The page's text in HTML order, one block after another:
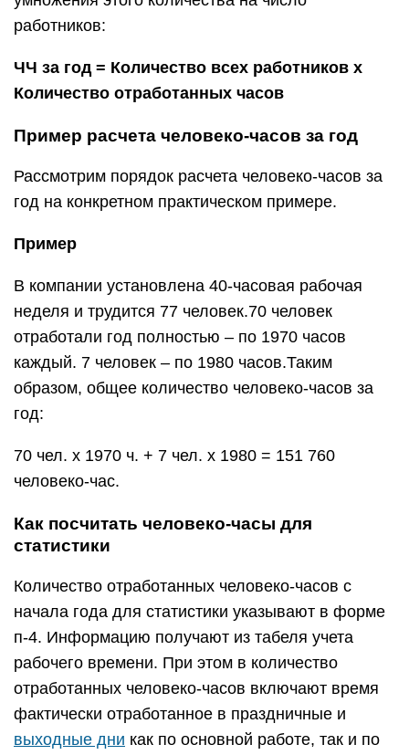
работников:
ЧЧ за год = Количество всех работников х
Количество отработанных часов
Пример расчета человеко-часов за год
Рассмотрим порядок расчета человеко-часов за
год на конкретном практическом примере.
Пример
В компании установлена 40-часовая рабочая
неделя и трудится 77 человек.70 человек
отработали год полностью – по 1970 часов
каждый. 7 человек – по 1980 часов.Таким
образом, общее количество человеко-часов за
год:
70 чел. х 1970 ч. + 7 чел. х 1980 = 151 760
человеко-час.
Как посчитать человеко-часы для
статистики
Количество отработанных человеко-часов с
начала года для статистики указывают в форме
п-4. Информацию получают из табеля учета
рабочего времени. При этом в количество
отработанных человеко-часов включают время
фактически отработанное в праздничные и
выходные дни как по основной работе, так и по